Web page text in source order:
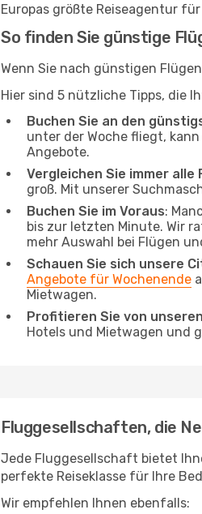
Europas größte Reiseagentur
So finden Sie günstige
Wenn Sie nach günstigen
Hier sind 5 nützliche Tipps, die
Buchen Sie an den
unter der Woche fliegt,
Angebote.
Vergleichen Sie immer
groß. Mit unserer
Buchen Sie im Voraus:
bis zur letzten Minute. Wir
mehr Auswahl bei Flügen
Schauen Sie sich unsere
Angebote für Wochenende
Mietwagen.
Profitieren Sie von
Hotels und Mietwagen und
Fluggesellschaften, die
Jede Fluggesellschaft bietet
perfekte Reiseklasse für Ihre
Wir empfehlen Ihnen ebenfalls: